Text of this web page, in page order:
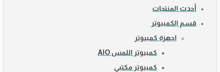
أحدث المنتجات
قسم الكمبيوتر
اجهزة كمبيوتر
كمبيوتر اللمس AIO
كمبيوتر مكتبي